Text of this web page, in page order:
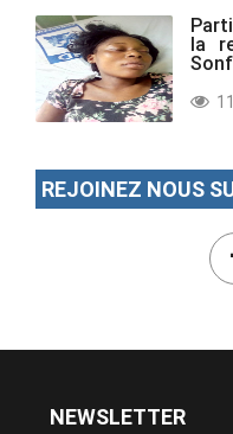
la
REJOINEZ NOUS
NEWSLETTER